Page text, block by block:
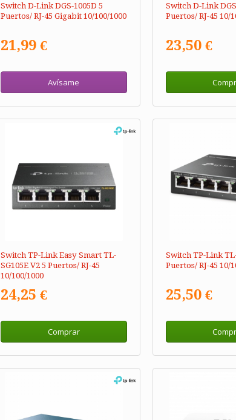
Switch D-Link DGS-1005D 5
Puertos/ RJ-45 Gigabit 10/100/1000
21,99 €
Avísame
Switch D-Link
Puertos/ RJ-45 10/
23,50 €
Switch TP-Link Easy Smart TL-
SG105E V2 5 Puertos/ RJ-45
10/100/1000
24,25 €
Comprar
Switch TP-Link TL-
Puertos/ RJ-45 10/
25,50 €